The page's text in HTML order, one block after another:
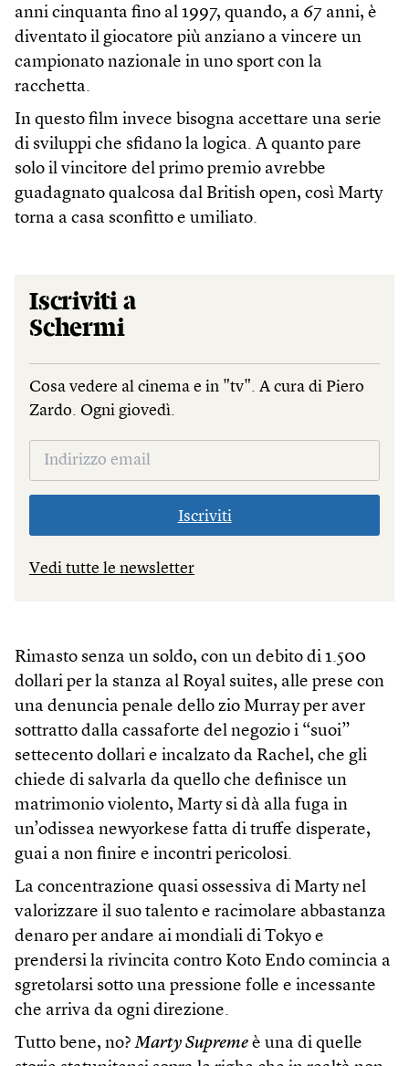
anni cinquanta fino al 1997, quando, a 67 anni, è
diventato il giocatore più anziano a vincere un
campionato nazionale in uno sport con la
racchetta.
In questo film invece bisogna accettare una serie
di sviluppi che sfidano la logica. A quanto pare
solo il vincitore del primo premio avrebbe
guadagnato qualcosa dal British open, così Marty
torna a casa sconfitto e umiliato.
Iscriviti a
Schermi
Cosa vedere al cinema e in "tv". A cura di Piero
Zardo. Ogni giovedì.
Iscriviti
Vedi tutte le newsletter
Rimasto senza un soldo, con un debito di 1.500
dollari per la stanza al Royal suites, alle prese con
una denuncia penale dello zio Murray per aver
sottratto dalla cassaforte del negozio i “suoi”
settecento dollari e incalzato da Rachel, che gli
chiede di salvarla da quello che definisce un
matrimonio violento, Marty si dà alla fuga in
un’odissea newyorkese fatta di truffe disperate,
guai a non finire e incontri pericolosi.
La concentrazione quasi ossessiva di Marty nel
valorizzare il suo talento e racimolare abbastanza
denaro per andare ai mondiali di Tokyo e
prendersi la rivincita contro Koto Endo comincia a
sgretolarsi sotto una pressione folle e incessante
che arriva da ogni direzione.
Tutto bene, no?Marty Supreme è una di quelle